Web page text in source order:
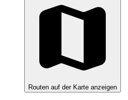
Routen auf der Karte anzeigen